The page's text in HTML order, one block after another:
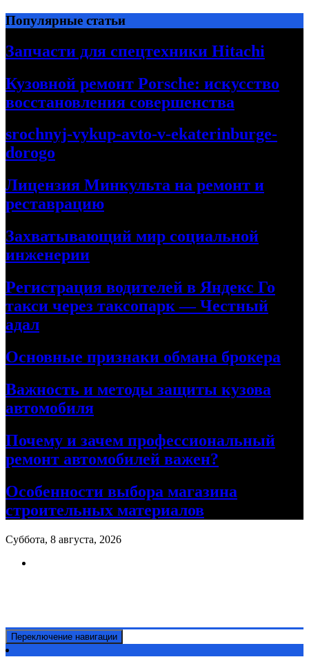
Перейти
к
содержимому
Популярные статьи
Запчасти для спецтехники Hitachi
Кузовной ремонт Porsche: искусство
восстановления совершенства
srochnyj-vykup-avto-v-ekaterinburge-
dorogo
Лицензия Минкульта на ремонт и
реставрацию
Захватывающий мир социальной
инженерии
Регистрация водителей в Яндекс Го
такси через таксопарк — Честный
адал
Основные признаки обмана брокера
Важность и методы защиты кузова
автомобиля
Почему и зачем профессиональный
ремонт автомобилей важен?
Особенности выбора магазина
строительных материалов
Суббота, 8 августа, 2026
Переключение навигации